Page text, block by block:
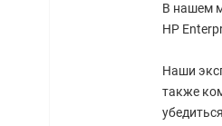
В нашем
HP
Наши
также